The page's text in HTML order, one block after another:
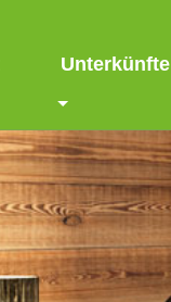
Unterkünfte